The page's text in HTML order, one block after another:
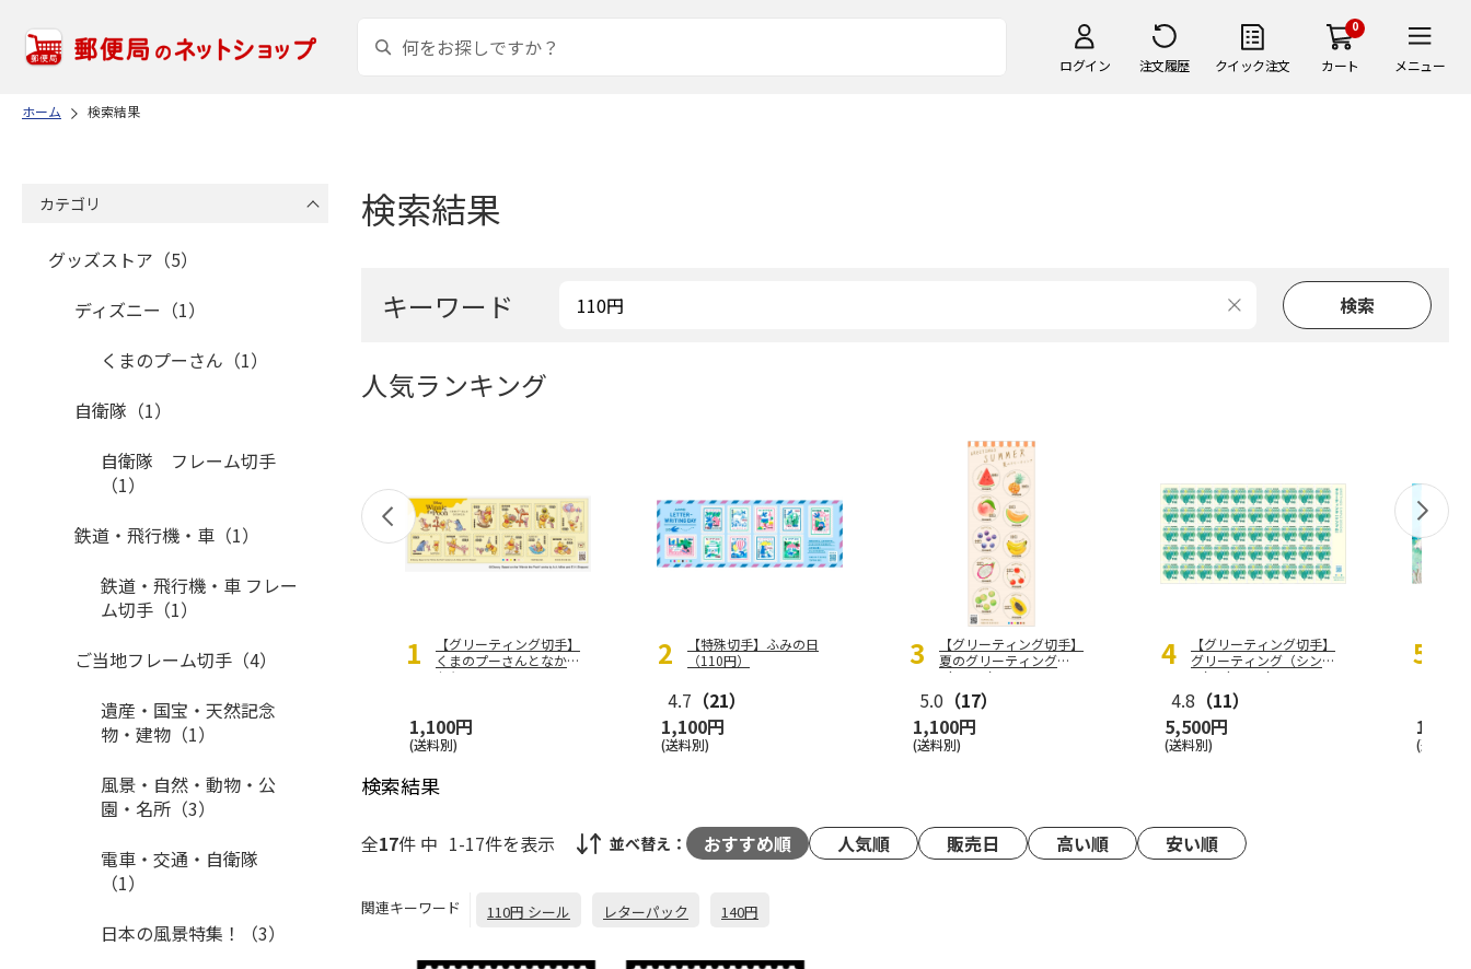
ログイン 注文履歴 クイック注文
0
カート メニュー
ホーム 検索結果
検索結果
キーワード
人気ランキング
1
【グリーティング切手】
くまのプーさんとなかま
たち
1,100円
(送料別)
2
【特殊切手】ふみの日
（110円）
4.7 （21）
1,100円
(送料別)
3
【グリーティング切手】
夏のグリーティング
（110円）
5.0 （17）
1,100円
(送料別)
4
【グリーティング切手】
グリーティング（シンプ
ル）（110円）
4.8 （11）
5,500円
(送料別)
5
1,100
(送料別)
検索結果
全17件 中 1-17件を表示 並べ替え： おすすめ順 人気順 販売日 高い順 安い順
関連キーワード 110円 シール レターパック 140円
カテゴリ
グッズストア（5）
ディズニー（1）
くまのプーさん（1）
自衛隊（1）
自衛隊 フレーム切手
（1）
鉄道・飛行機・車（1）
鉄道・飛行機・車 フレー
ム切手（1）
ご当地フレーム切手（4）
遺産・国宝・天然記念
物・建物（1）
風景・自然・動物・公
園・名所（3）
電車・交通・自衛隊
（1）
日本の風景特集！（3）